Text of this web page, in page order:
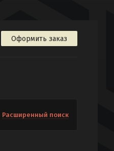
Оформить заказ
Расширенный поиск